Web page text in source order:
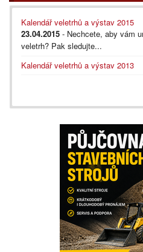
Kalendář veletrhů a výstav 2015
23.04.2015 - Nechcete, aby vám
veletrh? Pak sledujte...
Kalendář veletrhů a výstav 2013